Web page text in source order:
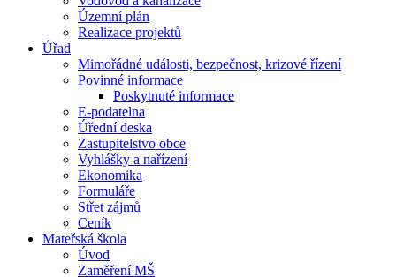
Územní plán
Realizace projektů
Úřad
Mimořádné události, bezpečnost, krizové řízení
Povinné informace
Poskytnuté informace
E-podatelna
Úřední deska
Zastupitelstvo obce
Vyhlášky a nařízení
Ekonomika
Formuláře
Střet zájmů
Ceník
Mateřská škola
Úvod
Zaměření MŠ